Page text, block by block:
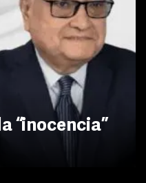
“inocencia”